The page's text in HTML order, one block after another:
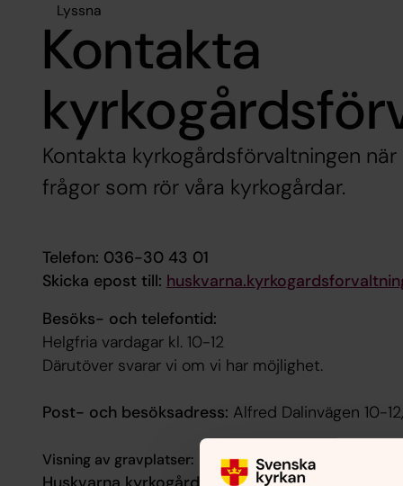
Lyssna
Kontakta
Kontakta kyrkogårdsförvaltningen
frågor som rör våra kyrkogårdar.
Telefon: 036-30 43 01
Skicka epost till:
Besöks- och telefontid:
Helgfria vardagar kl. 10-12
Därutöver svarar vi om vi har möjlighet.
Post- och besöksadress: Alfred Dalinvägen 10-
Visning av gravplatser: